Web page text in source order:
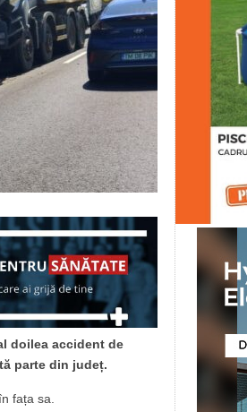
doilea accident de
parte din județ.
fața sa.